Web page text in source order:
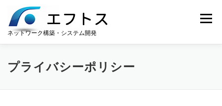
コンテンツへスキップ
ネットワーク構築・システム開発
メニュー
ホーム お知らせ サポート
プライバシーポリシー